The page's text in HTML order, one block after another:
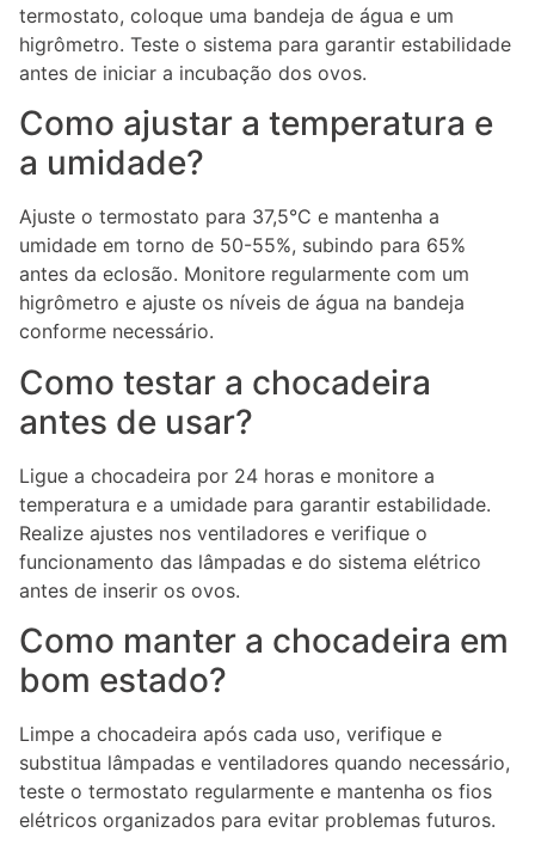
termostato, coloque uma bandeja de água e um
higrômetro. Teste o sistema para garantir estabilidade
antes de iniciar a incubação dos ovos.
Como ajustar a temperatura e
a umidade?
Ajuste o termostato para 37,5°C e mantenha a
umidade em torno de 50-55%, subindo para 65%
antes da eclosão. Monitore regularmente com um
higrômetro e ajuste os níveis de água na bandeja
conforme necessário.
Como testar a chocadeira
antes de usar?
Ligue a chocadeira por 24 horas e monitore a
temperatura e a umidade para garantir estabilidade.
Realize ajustes nos ventiladores e verifique o
funcionamento das lâmpadas e do sistema elétrico
antes de inserir os ovos.
Como manter a chocadeira em
bom estado?
Limpe a chocadeira após cada uso, verifique e
substitua lâmpadas e ventiladores quando necessário,
teste o termostato regularmente e mantenha os fios
elétricos organizados para evitar problemas futuros.